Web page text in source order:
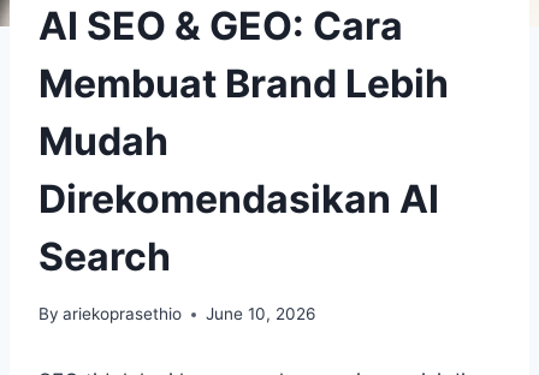
AI SEO & GEO: Cara
Membuat Brand Lebih
Mudah
Direkomendasikan AI
Search
By ariekoprasethio June 10, 2026